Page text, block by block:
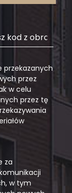
przekazanych
przez
w celu
przez tę
za
w tym